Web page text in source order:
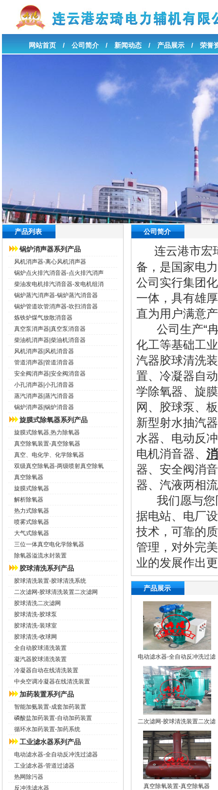
网站首页 / 公司简介 / 新闻动态 / 产品展示 / 荣誉
产品列表
锅炉消声器系列产品
风机消声器-离心风机消声器
锅炉点火排汽消音器-点火排汽消声
柴油发电机排汽消音器-发电机组消
锅炉蒸汽消声器-锅炉蒸汽消音器
锅炉管道吹管消声器-吹扫消音器
炼铁炉煤气放散消音器
真空泵消声器|真空泵消音器
柴油机消声器|柴油机消音器
风机消声器|风机消音器
管道消声器|管道消音器
安全阀消声器|安全阀消音器
小孔消声器|小孔消音器
蒸汽消声器|蒸汽消音器
锅炉消声器|锅炉消音器
旋膜式除氧器系列产品
旋膜式除氧器,热力除氧器
真空除氧装置-真空除氧器
真空、电化学、化学除氧器
双级真空除氧器-两级喷射真空除氧
真空除氧器
旋膜式除氧器
解析除氧器
热力式除氧器
喷雾式除氧器
大气式除氧器
三位一体真空电化学除氧器
除氧器溢流水封装置
胶球清洗系列产品
胶球清洗装置-胶球清洗系统
二次滤网-胶球清洗装置二次滤网
胶球清洗二次滤网
胶球清洗-胶球泵
胶球清洗-装球室
胶球清洗-收球网
全自动胶球清洗装置
凝汽器胶球清洗装置
冷凝器自动在线清洗装置
中央空调冷凝器在线清洗装置
加药装置系列产品
智能加氨装置-成套加药装置
磷酸盐加药装置-自动加药装置
循环水加药装置-加药系统
工业滤水器系列产品
电动滤水器-全自动反冲洗过滤器
工业滤水器-管道过滤器
热网除污器
反冲洗滤水器
公司简介
连云港市宏
备，是国家电
公司实行集团
一体，具有雄
直为用户满意
公司生产“冉
化工等基础工
汽器胶球清洗
置、冷凝器自
学除氧器、旋
网、胶球泵、
新型射水抽汽
水器、电动反
电机消音器、
器、安全阀消
器、汽液两相
我们愿与您
据电站、电厂
技术，可靠的
管理，对外完
业的发展作出
产品展示
电动滤水器-全自动反冲洗过滤
器
二次滤网-胶球清洗装置二次滤
网
真空除氧装置-真空除氧器